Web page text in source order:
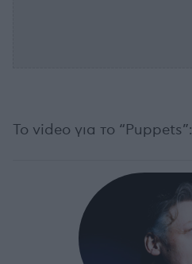
Το video για το “Puppets”: